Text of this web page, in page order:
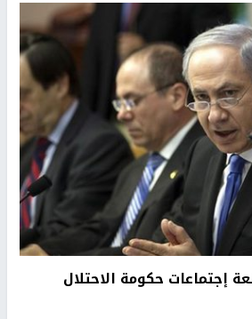
إجتماعات حكومة الاحتلال